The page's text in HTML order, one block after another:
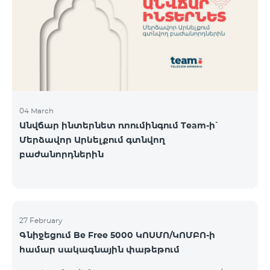
Կիրակի-08․03 Երևան Կենտրոն Իսակովի
պողոտա 3/7 09:00-18:00 09:00-18:00 10:00-19:00
Երևան Կենտրոն Խորենացու փողոց 26/26 09:00-
04 March
Անվճար ինտերնետ ռոումինգում Team-ի՝
Մերձավոր Արևելքում գտնվող
բաժանորդներին
27 February
Գնիջեցում Be Free 5000 ԿՈՍՄՈ/ԿՈՄԲՈ-ի
համար սակագնային փաթեթում